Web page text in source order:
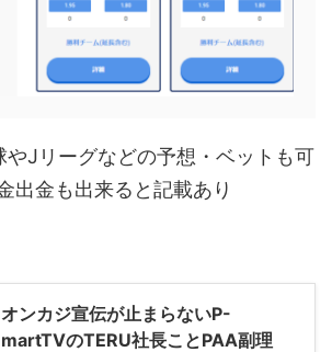
やJリーグなどの予想・ベットも可
出金も出来ると記載あり
オンカジ宣伝が止まらないP-
martTVのTERU社長ことPAA副理